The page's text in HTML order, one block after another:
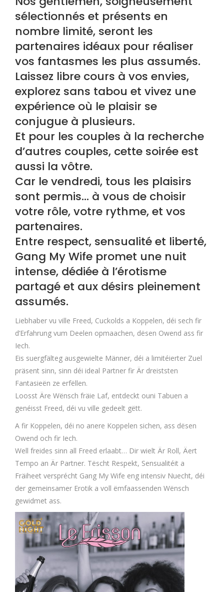
sélectionnés et présents en
nombre limité, seront les
partenaires idéaux pour réaliser
vos fantasmes les plus assumés.
Laissez libre cours à vos envies,
explorez sans tabou et vivez une
expérience où le plaisir se
conjugue à plusieurs.
Et pour les couples à la recherche
d’autres couples, cette soirée est
aussi la vôtre.
Car le vendredi, tous les plaisirs
sont permis… à vous de choisir
votre rôle, votre rythme, et vos
partenaires.
Entre respect, sensualité et liberté,
Gang My Wife promet une nuit
intense, dédiée à l’érotisme
partagé et aux désirs pleinement
assumés.
Liebhaber vu ville Freed, Cuckolds a Koppelen, déi sech fir
d’Erfahrung vum Deelen opmaachen, dësen Owend ass fir
Iech.
Eis suergfälteg ausgewielte Männer, déi a limitéierter Zuel
präsent sinn, sinn déi ideal Partner fir Är dreiststen
Fantasieën ze erfëllen.
Loosst Äre Wënsch fräie Laf, entdeckt ouni Tabuen a
genéisst Freed, déi vu ville gedeelt gëtt.
A fir Koppelen, déi no anere Koppelen sichen, ass dësen
Owend och fir Iech.
Well freides sinn all Freed erlaabt… Dir wielt Är Roll, Äert
Tempo an Är Partner. Tëscht Respekt, Sensualitéit a
Fräiheet versprécht Gang My Wife eng intensiv Nuecht, déi
der gemeinsamer Erotik a voll ëmfaassenden Wënsch
gewidmet ass.